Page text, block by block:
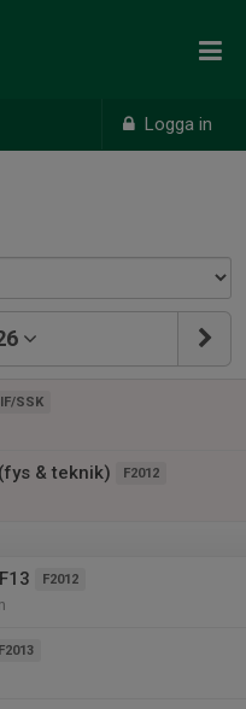
Logga in
SSK
& teknik) F2012
F2012
F2013